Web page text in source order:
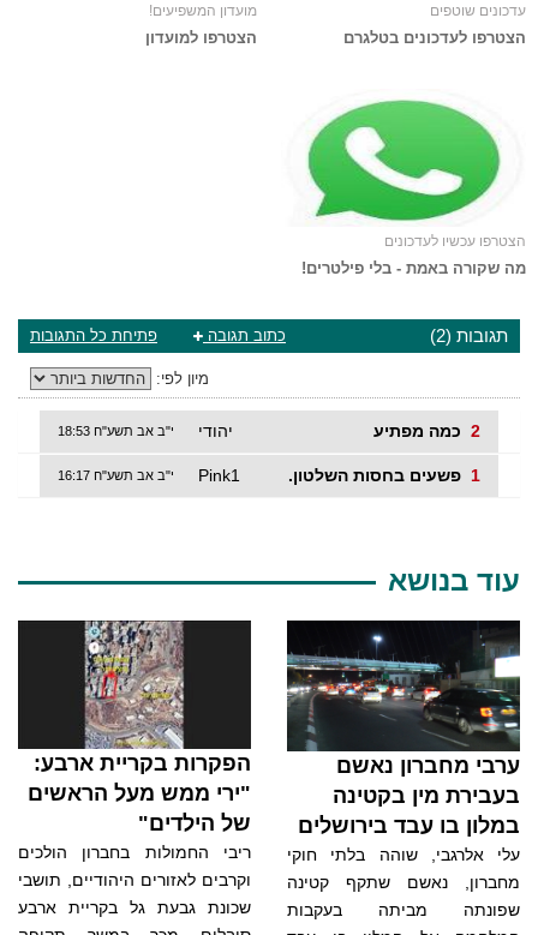
עדכונים שוטפים
הצטרפו לעדכונים בטלגרם
מועדון המשפיעים!
הצטרפו למועדון
הצטרפו עכשיו לעדכונים
מה שקורה באמת - בלי פילטרים!
תגובות (2) פתיחת כל התגובות כתוב תגובה
מיון לפי:
כמה מפתיע 2 י"ב אב תשע"ח 18:53 יהודי
פשעים בחסות השלטון. 1 י"ב אב תשע"ח 16:17 Pink1
עוד בנושא
ערבי מחברון נאשם
בעבירת מין בקטינה
במלון בו עבד בירושלים
עלי אלרגבי, שוהה בלתי חוקי
מחברון, נאשם שתקף קטינה
שפונתה מביתה בעקבות
הפקרות בקריית ארבע:
"ירי ממש מעל הראשים
של הילדים"
ריבי החמולות בחברון הולכים
וקרבים לאזורים היהודיים, תושבי
שכונת גבעת גל בקריית ארבע